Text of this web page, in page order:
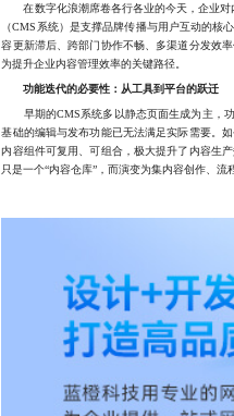
在数字化浪潮席卷各行各业的今天，企业对
（CMS系统）是支撑品牌传播与用户互动的
容更新滞后、跨部门协作不畅、多渠道分发效
为提升企业内容管理效率的关键路径。
功能迭代的必要性：从工具到平台的跃迁
早期的CMS系统多以静态页面生成为主，功
基础的编辑与发布功能已无法满足实际需要。
内容组件可复用、可组合，极大提升了内容生
只是一个“内容仓库”，而演变为集内容创作、